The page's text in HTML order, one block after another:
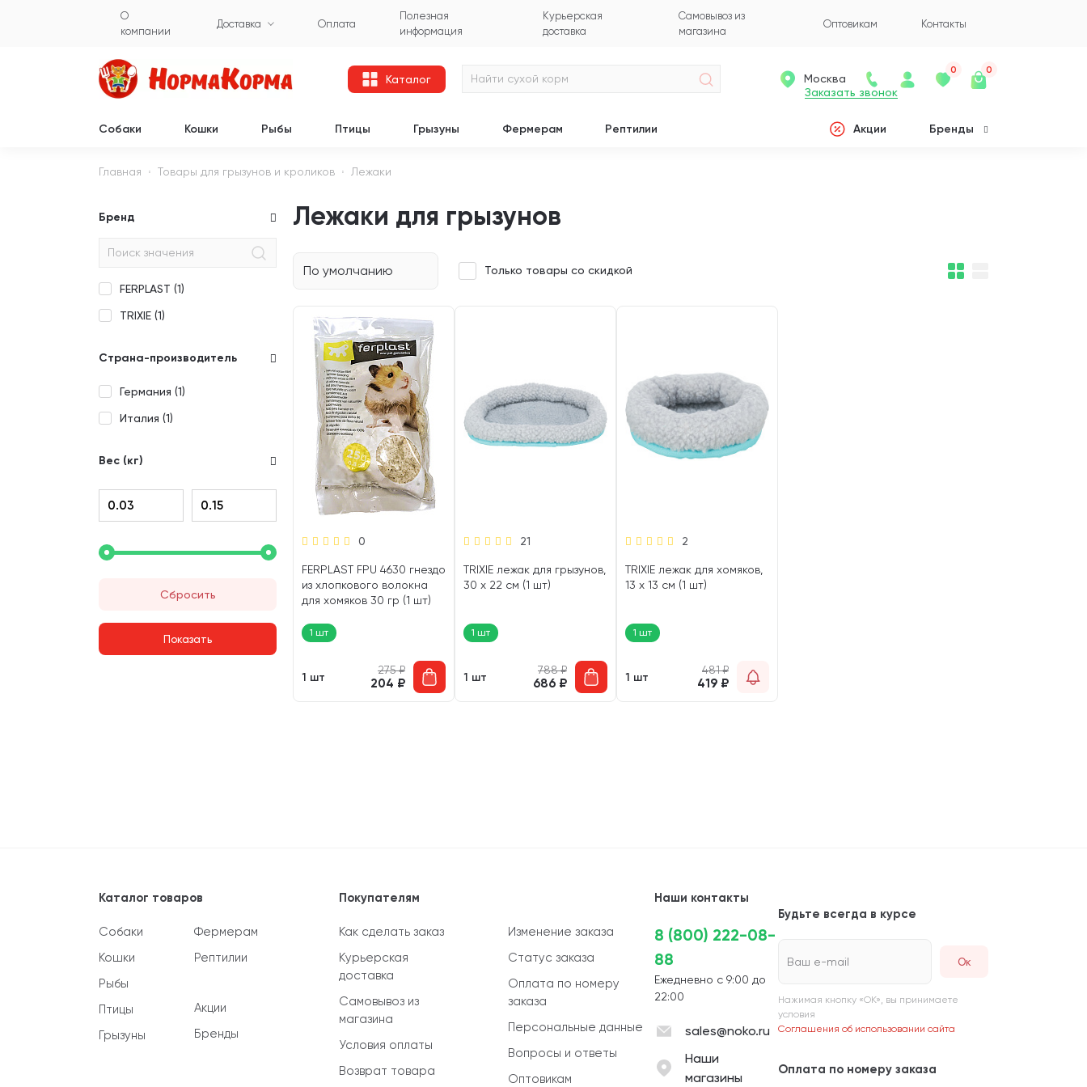
О
компании
Доставка Оплата
Полезная
информация
Курьерская
доставка
Самовывоз из
магазина
Оптовикам Контакты
Каталог
Заказать звонок
Москва
0 0
Собаки Кошки Рыбы Птицы Грызуны Фермерам Рептилии Акции Бренды
Главная Товары для грызунов и кроликов Лежаки
Бренд
FERPLAST (1)
TRIXIE (1)
Страна-производитель
Германия (1)
Италия (1)
Вес (кг)
Сбросить
Лежаки для грызунов
По умолчанию Только товары со скидкой
0
FERPLAST FPU 4630 гнездо
из хлопкового волокна
для хомяков 30 гр (1 шт)
1 шт
1 шт
275₽
204 ₽
21
TRIXIE лежак для грызунов,
30 х 22 см (1 шт)
1 шт
1 шт
788₽
686 ₽
2
TRIXIE лежак для хомяков,
13 х 13 см (1 шт)
1 шт
1 шт
481₽
419 ₽
Каталог товаров
Собаки
Кошки
Рыбы
Птицы
Грызуны
Фермерам
Рептилии
Акции
Бренды
Покупателям
Как сделать заказ
Курьерская
доставка
Самовывоз из
магазина
Условия оплаты
Возврат товара
Изменение заказа
Статус заказа
Оплата по номеру
заказа
Персональные данные
Вопросы и ответы
Оптовикам
Наши контакты
8 (800) 222-08-
88
Ежедневно с 9:00 до
22:00
sales@noko.ru
Наши
магазины
Будьте всегда в курсе
Ваш e-mail
Нажимая кнопку «ОК», вы принимаете
условия
Соглашения об использовании сайта
Оплата по номеру заказа